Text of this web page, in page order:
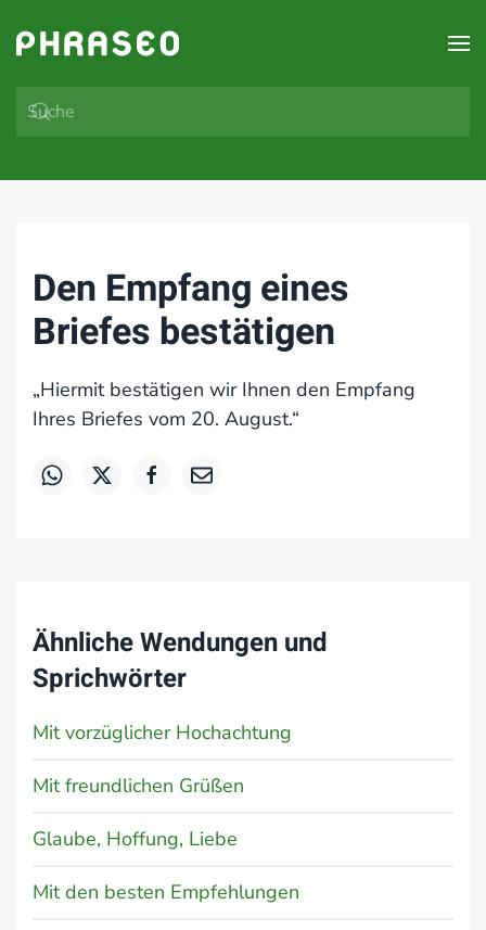
Zum Hauptinhalt springen
Den Empfang eines
Briefes bestätigen
„Hiermit bestätigen wir Ihnen den Empfang
Ihres Briefes vom 20. August.“
Ähnliche Wendungen und
Sprichwörter
Mit vorzüglicher Hochachtung
Mit freundlichen Grüßen
Glaube, Hoffung, Liebe
Mit den besten Empfehlungen